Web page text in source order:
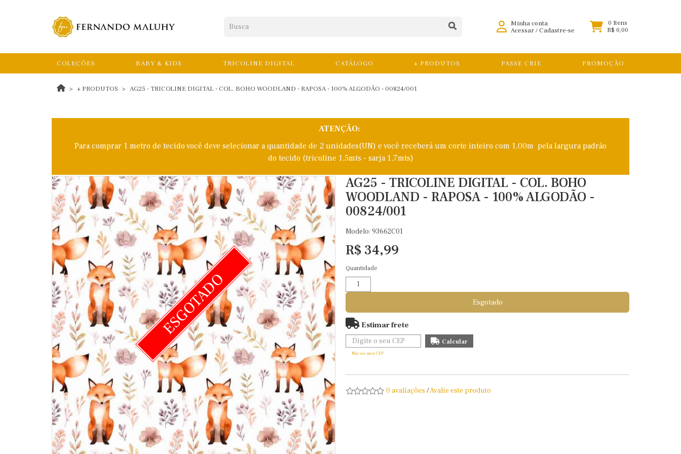
Minha conta
Acessar/Cadastre-se
0 Itens
R$ 0,00
COLEÇÕES BABY & KIDS TRICOLINE DIGITAL CATÁLOGO + PRODUTOS PASSE CRIE PROMOÇÃO
+ PRODUTOS AG25 - TRICOLINE DIGITAL - COL. BOHO WOODLAND - RAPOSA - 100% ALGODÃO - 00824/001
ATENÇÃO:
Para comprar 1 metro de tecido você deve selecionar a quantidade de 2 unidades(UN) e você receberá um corte inteiro com 1,00m pela largura padrão
do tecido (tricoline 1,5mts - sarja 1,7mts)
ESGOTADO
AG25 - TRICOLINE DIGITAL - COL. BOHO
WOODLAND - RAPOSA - 100% ALGODÃO -
00824/001
Modelo: 93662C01
R$ 34,99
Quantidade
Esgotado
Estimar frete
Não sei meu CEP
0 avaliações /Avalie este produto